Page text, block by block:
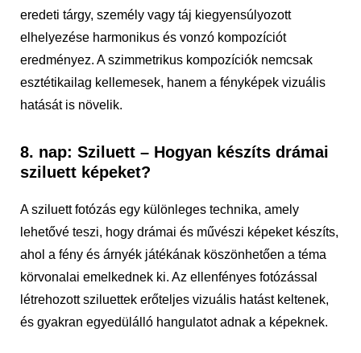
eredeti tárgy, személy vagy táj kiegyensúlyozott
elhelyezése harmonikus és vonzó kompozíciót
eredményez. A szimmetrikus kompozíciók nemcsak
esztétikailag kellemesek, hanem a fényképek vizuális
hatását is növelik.
8. nap: Sziluett – Hogyan készíts drámai
sziluett képeket?
A sziluett fotózás egy különleges technika, amely
lehetővé teszi, hogy drámai és művészi képeket készíts,
ahol a fény és árnyék játékának köszönhetően a téma
körvonalai emelkednek ki. Az ellenfényes fotózással
létrehozott sziluettek erőteljes vizuális hatást keltenek,
és gyakran egyedülálló hangulatot adnak a képeknek.